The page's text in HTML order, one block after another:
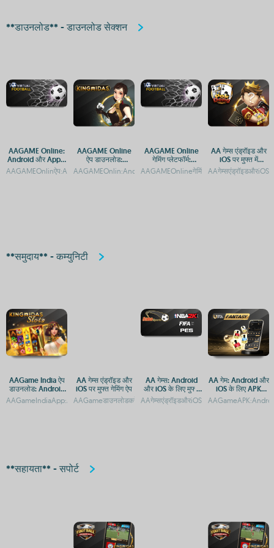
**डाउनलोड** - डाउनलोड सेक्शन
AAGAME Online:
Android और Apple
डिवाइस पर एक्सेस करें
AAGAME Online
ऐप डाउनलोड:
Android और iOS
प्लेटफ़ॉर्म गाइड
AAGAME Online
गेमिंग प्लेटफॉर्म:
Android और iOS पर
एक्सेस गाइड
AA गेम्स एंड्रॉइड और
iOS पर मुफ्त में
डाउनलोड करें
**समुदाय** - कम्युनिटी
AAGame India ऐप
डाउनलोड: Android
और iOS प्लेटफ़ॉर्म पर
एक्सेस
AA गेम्स एंड्रॉइड और
iOS पर मुफ्त गेमिंग ऐप
AA गेम्स: Android
और iOS के लिए मुफ्त
गेमिंग ऐप
AAगेम्सएंड्रॉइडऔरiOSपरमुफ्तमेंखेलनेकेलिए
AA गेम: Android और
iOS के लिए APK
डाउनलोड
**सहायता** - सपोर्ट